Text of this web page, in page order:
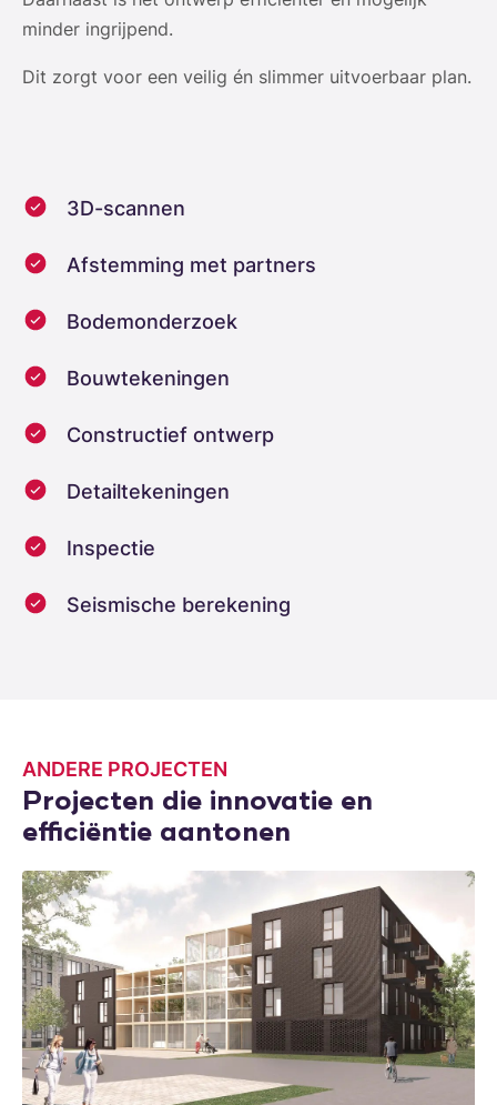
minder ingrijpend.
Dit zorgt voor een veilig én slimmer uitvoerbaar plan.
3D-scannen
Afstemming met partners
Bodemonderzoek
Bouwtekeningen
Constructief ontwerp
Detailtekeningen
Inspectie
Seismische berekening
ANDERE PROJECTEN
Projecten die innovatie en
efficiëntie aantonen